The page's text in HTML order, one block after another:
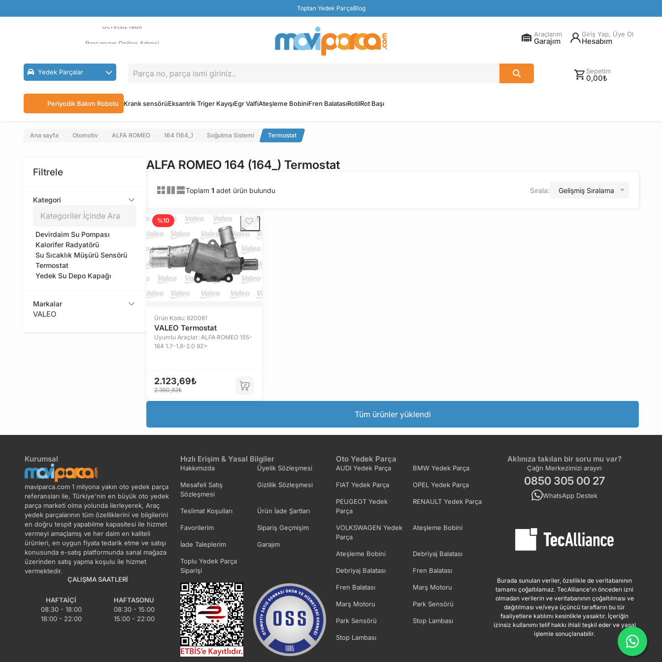
Toptan Yedek ParçaBlog
Araçlarım
Garajım
Giriş Yap, Üye Ol
Hesabım
Yedek Parçalar Sepetim
0,00₺
Periyodik Bakım Robotu Krank sensörüEksantrik Triger KayışıEgr ValfiAteşleme BobiniFren BalatasıRotilRot Başı
Ana sayfa Otomotiv ALFA ROMEO 164 (164_) Soğutma Sistemi Termostat
Filtrele
Kategori
Devirdaim Su Pompası
Kalorifer Radyatörü
Su Sıcaklık Müşürü Sensörü
Termostat
Yedek Su Depo Kapağı
Markalar
VALEO
ALFA ROMEO 164 (164_) Termostat
Toplam 1 adet ürün bulundu Sırala: Gelişmiş Sıralama
%10
Ürün Kodu: 820061
VALEO Termostat
Uyumlu Araçlar: ALFA ROMEO 155-
164 1.7-1.8-2.0 92>
2.123,69₺
2.360,83₺
Tüm ürünler yüklendi
Kurumsal
maviparca.com 1 milyona yakın oto yedek parça
referansları ile, Türkiye'nin en büyük oto yedek
parça marketi olma yolunda ilerleyerek, Araç
yedek parçalarının tüm özelliklerini ve bilgilerini
en doğru tespit yapabilme kapasitesi ile hizmet
vermeyi amaçlamış ve her daim en kaliteli
ürünleri, en uygun fiyata tedarik etme ve satışı
konusunda e-satış platformunda sanal mağaza
üzerinden satış yapma koşulu ile hizmet
vermektedir.
ÇALIŞMA SAATLERI
HAFTAIÇI
08:30 - 18:00
18:00 - 22:00
HAFTASONU
08:30 - 15:00
15:00 - 22:00
Hızlı Erişim & Yasal Bilgiler
Hakkımızda Üyelik Sözleşmesi
Mesafeli Satış
Sözleşmesi
Gizlilik Sözleşmesi
Teslimat Koşulları Ürün İade Şartları
Favorilerim Sipariş Geçmişim
İade Taleplerim Garajım
Toplu Yedek Parça
Siparişi
Oto Yedek Parça
AUDI Yedek Parça BMW Yedek Parça
FIAT Yedek Parça OPEL Yedek Parça
PEUGEOT Yedek
Parça
RENAULT Yedek Parça
VOLKSWAGEN Yedek
Parça
Ateşleme Bobini
Ateşleme Bobini Debriyaj Balatası
Debriyaj Balatası Fren Balatası
Fren Balatası Marş Motoru
Marş Motoru Park Sensörü
Park Sensörü Stop Lambası
Stop Lambası
Aklınıza takılan bir soru mu var?
Çağrı Merkezimizi arayın
0850 305 00 27
WhatsApp Destek
Burada sunulan veriler, özellikle de veritabanının
tamamı çoğaltılamaz. TecAlliance'ın önceden izni
olmadan verilerin ve veritabanının çoğaltılması ve
dağıtılması ve/veya üçüncü tarafların bu tür
faaliyetlere katılımı kesinlikle yasaktır. İçeriğin
izinsiz kullanımı telif hakkı ihlali teşkil eder ve yasal
işlemle sonuçlanabilir.